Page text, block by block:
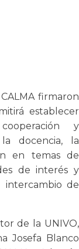
firmaron
establecer
y
docencia, la
en temas de
de interés y
de
de la UNIVO,
Josefa Blanco